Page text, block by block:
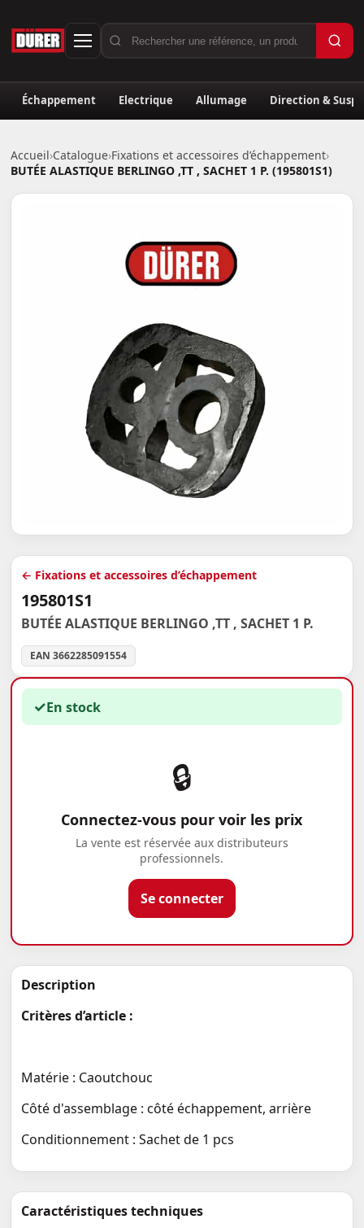
Échappement Electrique Allumage Direction &
Accueil›Catalogue›Fixations et accessoires d’échappement›
BUTÉE ALASTIQUE BERLINGO ,TT , SACHET 1 P. (195801S1)
← Fixations et accessoires d’échappement
195801S1
BUTÉE ALASTIQUE BERLINGO ,TT , SACHET 1 P.
EAN 3662285091554
✓En stock
🔒
Connectez-vous pour voir les prix
La vente est réservée aux distributeurs
professionnels.
Se connecter
Description
Critères d’article :
Matérie : Caoutchouc
Côté d'assemblage : côté échappement, arrière
Conditionnement : Sachet de 1 pcs
Caractéristiques techniques